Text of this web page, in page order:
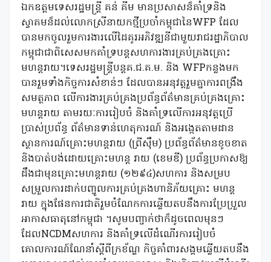
ឯកឧត្តមទេសរដ្ឋមន្ត្រី គន់ គីម មានប្រសាសន៏គាំទ្រនិង
ស្វាគមន៏ដល់លោកស្រីនាយកថ្មីប្រចាំកម្ពុជានៃWFP ដែល
បានមកចូលរួមការងារលើដៃគូរអភិវឌ្ឍនីជាមួយរាជរដ្ឋាភិបាល
កម្ពុជាជាពិសេសមកគាំទ្របន្តសហការងារគ្រប់គ្រងគ្រោះ
មហន្តរាយ។ទេសរដ្ឋមន្ត្រីបន្តគ.ជ.គ.ម. និង WFPកន្លងមក
បានរួមទាំងកិច្ចការសំខាន់ៗ ដែលបានអនុវត្តរួមគ្នាការពង្រឹង
សមត្ថភាព លើការងារគ្រប់គ្រងប្រព័ន្ធព័ត៌មានគ្រប់គ្រងគ្រោះ
មហន្តរាយ តាមរយៈការរៀបចំ និងគាំទ្រលើការអនុវត្តប្រើ
ប្រាស់ប្រព័ន្ធ ព័ត៌មានទាន់ហេតុការណ៍ និងអង្កេតតាមដាន
ស្ថានការណ៍គ្រោះមហន្តរាយ (ព្រីស៊ឹម) ប្រព័ន្ធព័ត៌មានខូចខាត
និងបាត់បង់ដោយគ្រោះមហន្ត រាយ (ខេមឌី) ប្រព័ន្ធប្រកាសឱ្យ
ដឹងជាមុនគ្រោះមហន្តរាយ (១២៩៤)សហការ និងសម្រប
សម្រួលការដាក់បញ្ចូលការគ្រប់គ្រងហានិភ័យគ្រោះ មហន្ត
រាយ ក្នុងផែនការជាតិរួមចំណែកការឆ្លើយតបនឹងការប្រែប្រួល
អាកាសធាតុនៅកម្ពុជា ។សូមបញ្ចាក់ថាក៏ដូចពេលមុនៗ
ដែលNCDMសហការ និងគាំទ្រលើដំណើរការរៀបចំ
គោលការណ៍ណែនាំស្តីពីក្រខ័ណ្ឌ កិច្ចគាំពារសង្គមឆ្លើយតបនឹង